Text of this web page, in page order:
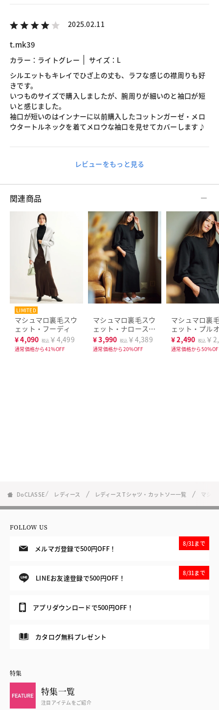
2025.02.11
t.mk39
カラー：ライトグレー
サイズ：L
シルエットもキレイでひざ上の丈も、ラフな感じの襟周りも好
きです。
いつものサイズで購入しましたが、腕周りが細いのと袖口が短
いと感じました。
袖口が短いのはインナーに以前購入したコットンガーゼ・メロ
ウタートルネックを着てメロウな袖口を見せてカバーします♪
レビューをもっと見る
関連商品
LIMITED
マシュマロ裏毛スウ
ェット・フーディ
¥4,090 税込 ￥4,499
通常価格から41%OFF
マシュマロ裏毛スウ
ェット・ナロースカ
ート
¥3,990 税込 ￥4,389
通常価格から20%OFF
マシュマロ裏
ェット・プル
ー
¥2,490 税込 ￥
通常価格から
DoCLASSE レディース レディース Tシャツ・カットソー一覧 マシ
FOLLOW US
メルマガ登録で500円OFF！
8/31まで
LINEお友達登録で500円OFF！
8/31まで
アプリダウンロードで500円OFF！
カタログ無料プレゼント
特集
特集一覧
注目アイテムをご紹介